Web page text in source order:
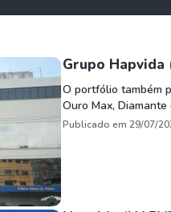
ETFs
Grupo Hapvida
O portfólio também
Ouro Max, Diamante
Publicado em 29/07/